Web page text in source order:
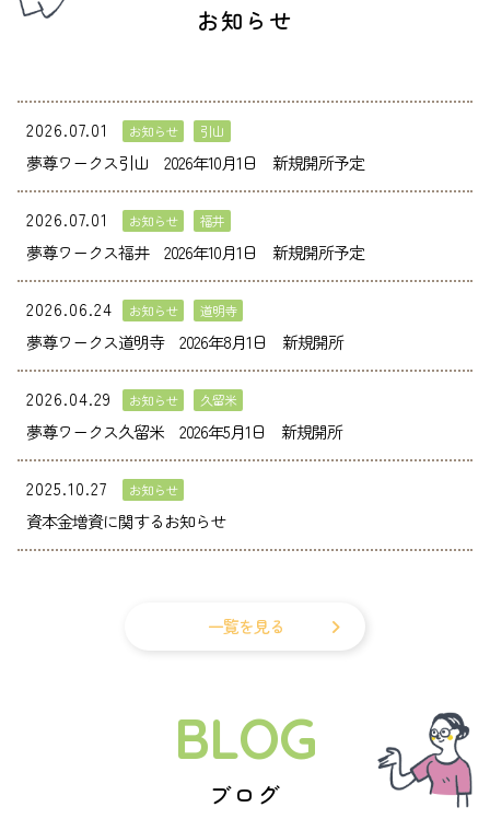
お知らせ
2026.07.01
夢尊ワークス引山 2026年10月1日 新規開所予定
お知らせ 引山
2026.07.01
夢尊ワークス福井 2026年10月1日 新規開所予定
お知らせ 福井
2026.06.24
夢尊ワークス道明寺 2026年8月1日 新規開所
お知らせ 道明寺
2026.04.29
夢尊ワークス久留米 2026年5月1日 新規開所
お知らせ 久留米
2025.10.27
資本金増資に関するお知らせ
お知らせ
一覧を見る
BLOG
ブログ